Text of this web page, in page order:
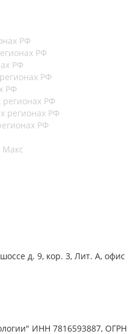
РФ
РФ
РФ
РФ
РФ
РФ
регионах РФ
РФ
Макс
д. 9, кор. 3, Лит. А, офис
ИНН 7816593887, ОГРН